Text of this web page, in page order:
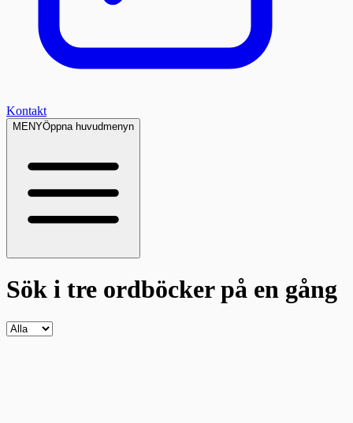
Kontakt
MENYÖppna huvudmenyn
Sök i tre ordböckerpå en gång